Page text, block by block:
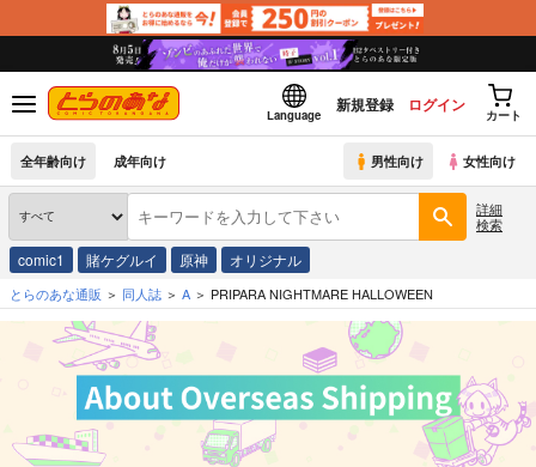
Language
新規登録 ログイン
カート
全年齢向け 成年向け 男性向け 女性向け
詳細
検索
comic1 賭ケグルイ 原神 オリジナル
とらのあな通販 同人誌 A PRIPARA NIGHTMARE HALLOWEEN